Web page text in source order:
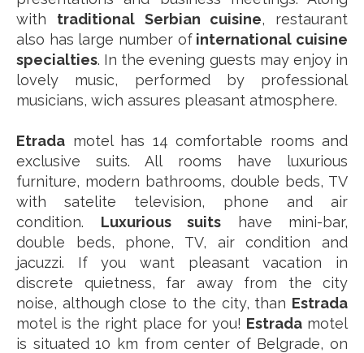
with traditional Serbian cuisine, restaurant
also has large number ofinternational cuisine
specialties. In the evening guests may enjoy in
lovely music, performed by professional
musicians, wich assures pleasant atmosphere.
Etrada motel has 14 comfortable rooms and
exclusive suits. All rooms have luxurious
furniture, modern bathrooms, double beds, TV
with satelite television, phone and air
condition. Luxurious suits have mini-bar,
double beds, phone, TV, air condition and
jacuzzi. If you want pleasant vacation in
discrete quietness, far away from the city
noise, although close to the city, than Estrada
motel is the right place for you! Estradamotel
is situated 10 km from center of Belgrade, on